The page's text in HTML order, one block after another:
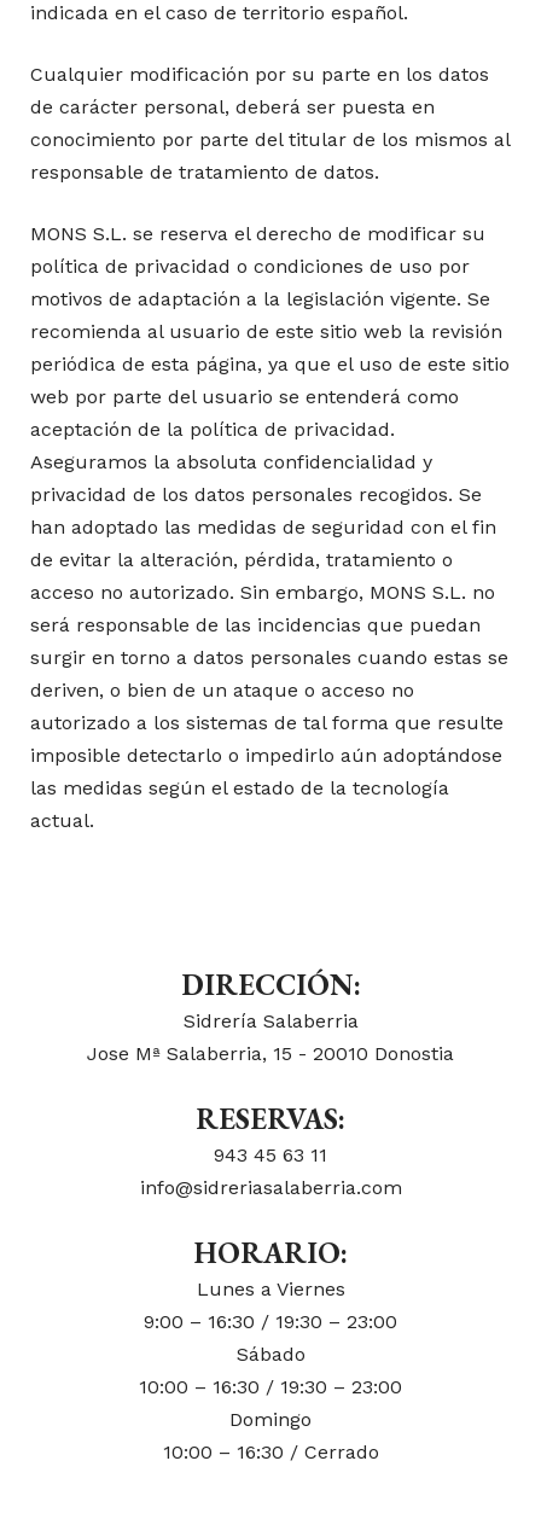
indicada en el caso de territorio español.
Cualquier modificación por su parte en los datos
de carácter personal, deberá ser puesta en
conocimiento por parte del titular de los mismos al
responsable de tratamiento de datos.
MONS S.L. se reserva el derecho de modificar su
política de privacidad o condiciones de uso por
motivos de adaptación a la legislación vigente. Se
recomienda al usuario de este sitio web la revisión
periódica de esta página, ya que el uso de este sitio
web por parte del usuario se entenderá como
aceptación de la política de privacidad.
Aseguramos la absoluta confidencialidad y
privacidad de los datos personales recogidos. Se
han adoptado las medidas de seguridad con el fin
de evitar la alteración, pérdida, tratamiento o
acceso no autorizado. Sin embargo, MONS S.L. no
será responsable de las incidencias que puedan
surgir en torno a datos personales cuando estas se
deriven, o bien de un ataque o acceso no
autorizado a los sistemas de tal forma que resulte
imposible detectarlo o impedirlo aún adoptándose
las medidas según el estado de la tecnología
actual.
DIRECCIÓN:
Sidrería Salaberria
Jose Mª Salaberria, 15 - 20010 Donostia
RESERVAS:
943 45 63 11
info@sidreriasalaberria.com
HORARIO:
Lunes a Viernes
9:00 – 16:30 / 19:30 – 23:00
Sábado
10:00 – 16:30 / 19:30 – 23:00
Domingo
10:00 – 16:30 / Cerrado